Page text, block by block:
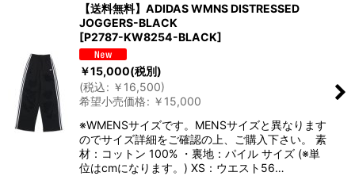
【送料無料】ADIDAS WMNS DISTRESSED
JOGGERS-BLACK
[P2787-KW8254-BLACK]
￥15,000(税別)
(税込: ￥ 16,500)
希望小売価格: ￥ 15,000
※WMENSサイズです。MENSサイズと異なります
のでサイズ詳細をご確認の上、ご購入下さい。 素
材：コットン 100% ・裏地：パイル サイズ (※単
位はcmになります。) XS：ウエスト56…